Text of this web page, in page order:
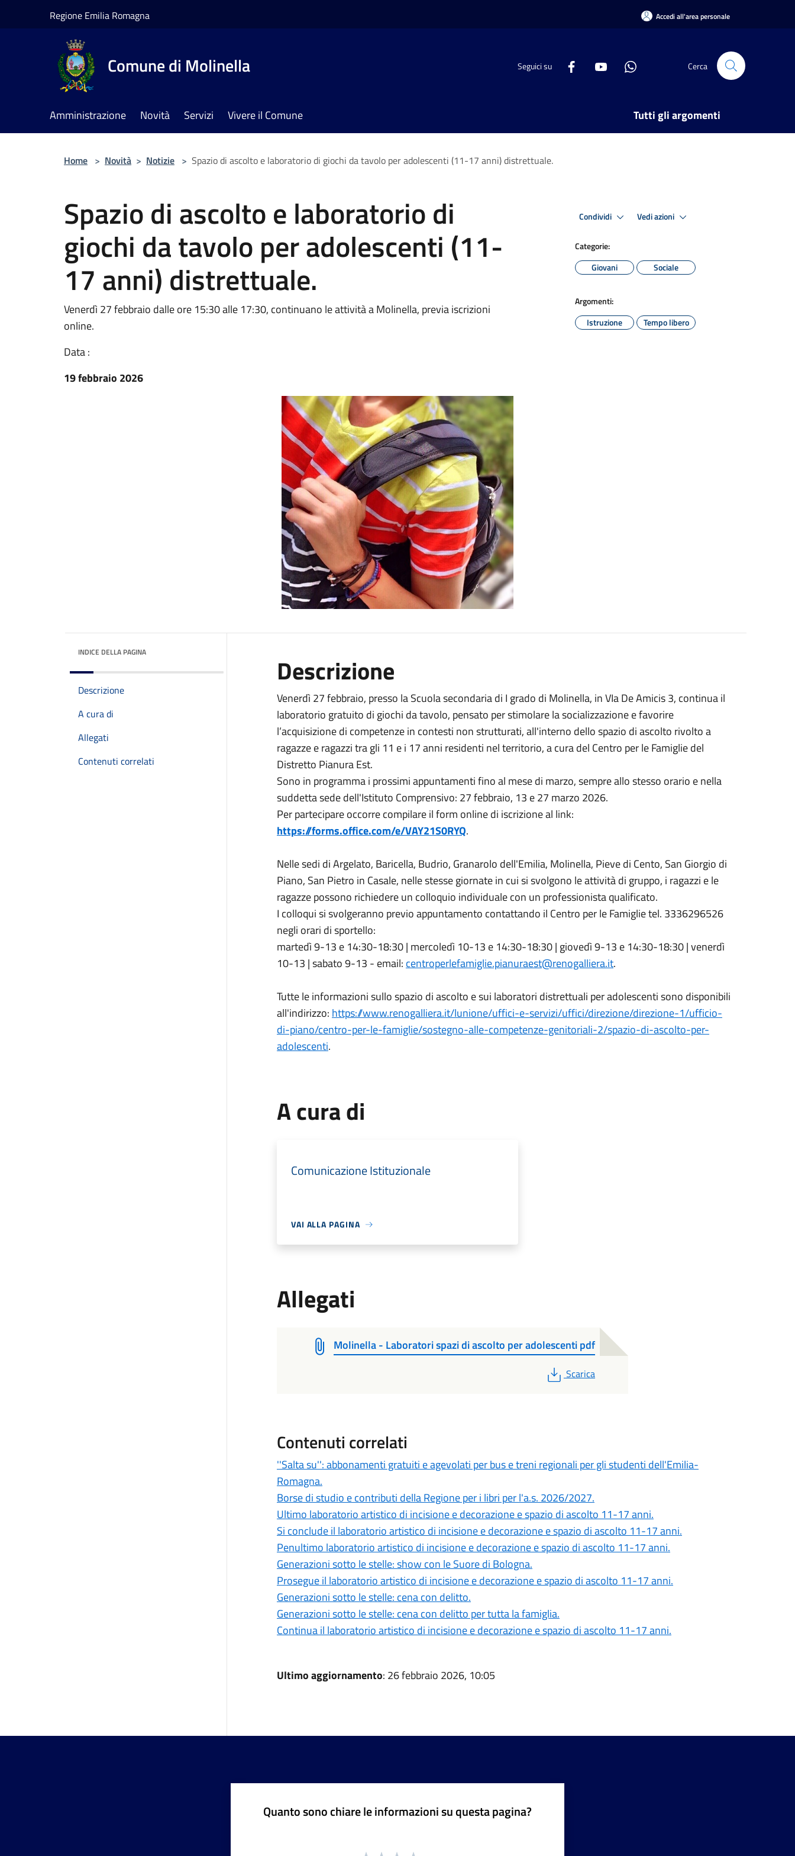
Regione Emilia Romagna Accedi all'area personale
Comune di Molinella Seguici su Cerca
Amministrazione Novità Servizi Vivere il Comune Tutti gli argomenti
Home > Novità > Notizie > Spazio di ascolto e laboratorio di giochi da tavolo per adolescenti (11-17 anni) distrettuale.
Spazio di ascolto e laboratorio di
giochi da tavolo per adolescenti (11-
17 anni) distrettuale.
Venerdì 27 febbraio dalle ore 15:30 alle 17:30, continuano le attività a Molinella, previa iscrizioni
online.
Data :
19 febbraio 2026
Condividi Vedi azioni
Categorie:
Giovani
Sociale
Argomenti:
Istruzione
Tempo libero
INDICE DELLA PAGINA
Descrizione
A cura di
Allegati
Contenuti correlati
Descrizione
Venerdì 27 febbraio, presso la Scuola secondaria di I grado di Molinella, in VIa De Amicis 3, continua il
laboratorio gratuito di giochi da tavolo, pensato per stimolare la socializzazione e favorire
l’acquisizione di competenze in contesti non strutturati, all'interno dello spazio di ascolto rivolto a
ragazze e ragazzi tra gli 11 e i 17 anni residenti nel territorio, a cura del Centro per le Famiglie del
Distretto Pianura Est.
Sono in programma i prossimi appuntamenti fino al mese di marzo, sempre allo stesso orario e nella
suddetta sede dell'Istituto Comprensivo: 27 febbraio, 13 e 27 marzo 2026.
Per partecipare occorre compilare il form online di iscrizione al link:
https://forms.office.com/e/VAY21S0RYQ.
Nelle sedi di Argelato, Baricella, Budrio, Granarolo dell'Emilia, Molinella, Pieve di Cento, San Giorgio di
Piano, San Pietro in Casale, nelle stesse giornate in cui si svolgono le attività di gruppo, i ragazzi e le
ragazze possono richiedere un colloquio individuale con un professionista qualificato.
I colloqui si svolgeranno previo appuntamento contattando il Centro per le Famiglie tel. 3336296526
negli orari di sportello:
martedì 9-13 e 14:30-18:30 | mercoledì 10-13 e 14:30-18:30 | giovedì 9-13 e 14:30-18:30 | venerdì
10-13 | sabato 9-13 - email: centroperlefamiglie.pianuraest@renogalliera.it.
Tutte le informazioni sullo spazio di ascolto e sui laboratori distrettuali per adolescenti sono disponibili
all'indirizzo: https://www.renogalliera.it/lunione/uffici-e-servizi/uffici/direzione/direzione-1/ufficio-
di-piano/centro-per-le-famiglie/sostegno-alle-competenze-genitoriali-2/spazio-di-ascolto-per-
adolescenti.
A cura di
Comunicazione Istituzionale
VAI ALLA PAGINA
Allegati
Molinella - Laboratori spazi di ascolto per adolescenti pdf
PDF
Scarica
Contenuti correlati
''Salta su'': abbonamenti gratuiti e agevolati per bus e treni regionali per gli studenti dell'Emilia-
Romagna.
Borse di studio e contributi della Regione per i libri per l'a.s. 2026/2027.
Ultimo laboratorio artistico di incisione e decorazione e spazio di ascolto 11-17 anni.
Si conclude il laboratorio artistico di incisione e decorazione e spazio di ascolto 11-17 anni.
Penultimo laboratorio artistico di incisione e decorazione e spazio di ascolto 11-17 anni.
Generazioni sotto le stelle: show con le Suore di Bologna.
Prosegue il laboratorio artistico di incisione e decorazione e spazio di ascolto 11-17 anni.
Generazioni sotto le stelle: cena con delitto.
Generazioni sotto le stelle: cena con delitto per tutta la famiglia.
Continua il laboratorio artistico di incisione e decorazione e spazio di ascolto 11-17 anni.
Ultimo aggiornamento: 26 febbraio 2026, 10:05
Quanto sono chiare le informazioni su questa pagina?